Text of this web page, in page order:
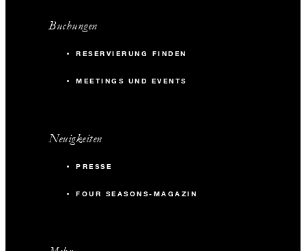
Buchungen
RESERVIERUNG FINDEN
MEETINGS UND EVENTS
Neuigkeiten
PRESSE
FOUR SEASONS-MAGAZIN